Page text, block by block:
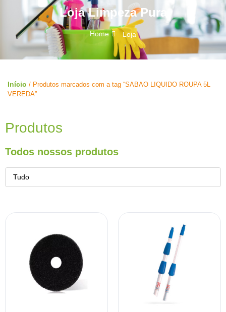
Loja Limpeza Pura
Home Loja
Início / Produtos marcados com a tag “SABAO LIQUIDO ROUPA 5L
VEREDA”
Produtos
Todos nossos produtos
Tudo